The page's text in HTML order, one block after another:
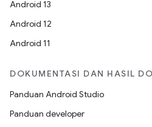
Android 13
Android 12
Android 11
DOKUMENTASI DAN HASIL
Panduan Android Studio
Panduan developer